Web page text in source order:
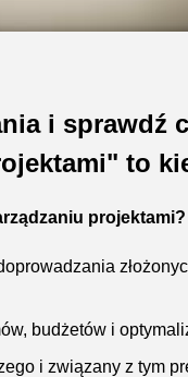
i sprawdź
to
projektami?
budżetów i
i związany z tym